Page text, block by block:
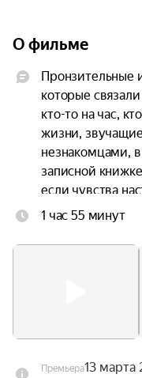
О фильме
Пронзительные
которые
кто-то на час,
жизни,
незнакомцами,
записной
если чувства
навсегда.
знакомое.
1 час 55 минут
Премьера13 марта